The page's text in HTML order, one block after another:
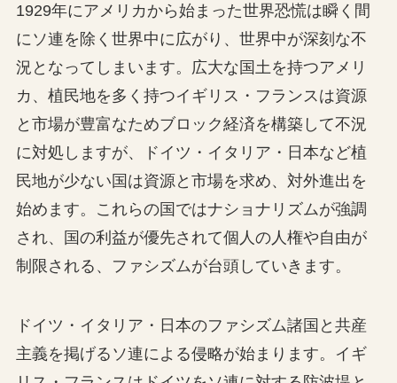
1929年にアメリカから始まった世界恐慌は瞬く間
にソ連を除く世界中に広がり、世界中が深刻な不
況となってしまいます。広大な国土を持つアメリ
カ、植民地を多く持つイギリス・フランスは資源
と市場が豊富なためブロック経済を構築して不況
に対処しますが、ドイツ・イタリア・日本など植
民地が少ない国は資源と市場を求め、対外進出を
始めます。これらの国ではナショナリズムが強調
され、国の利益が優先されて個人の人権や自由が
制限される、ファシズムが台頭していきます。
ドイツ・イタリア・日本のファシズム諸国と共産
主義を掲げるソ連による侵略が始まります。イギ